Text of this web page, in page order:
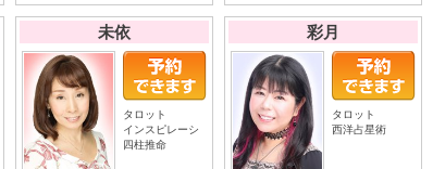
未依
タロット
インスピレーシ
四柱推命
彩月
タロット
西洋占星術